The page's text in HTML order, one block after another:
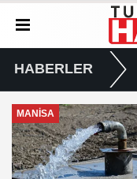
HABERLER
GÜNDEM